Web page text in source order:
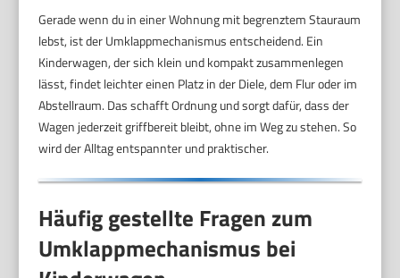
Gerade wenn du in einer Wohnung mit begrenztem Stauraum
lebst, ist der Umklappmechanismus entscheidend. Ein
Kinderwagen, der sich klein und kompakt zusammenlegen
lässt, findet leichter einen Platz in der Diele, dem Flur oder im
Abstellraum. Das schafft Ordnung und sorgt dafür, dass der
Wagen jederzeit griffbereit bleibt, ohne im Weg zu stehen. So
wird der Alltag entspannter und praktischer.
Häufig gestellte Fragen zum
Umklappmechanismus bei